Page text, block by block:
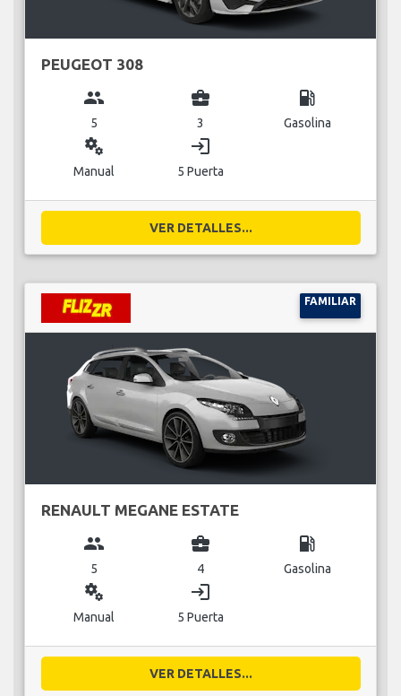
PEUGEOT 308
group
5
business_center
3
local_gas_station
Gasolina
miscellaneous_services
Manual
login
5 Puerta
VER DETALLES...
FAMILIAR
RENAULT MEGANE ESTATE
group
5
business_center
4
local_gas_station
Gasolina
miscellaneous_services
Manual
login
5 Puerta
VER DETALLES...